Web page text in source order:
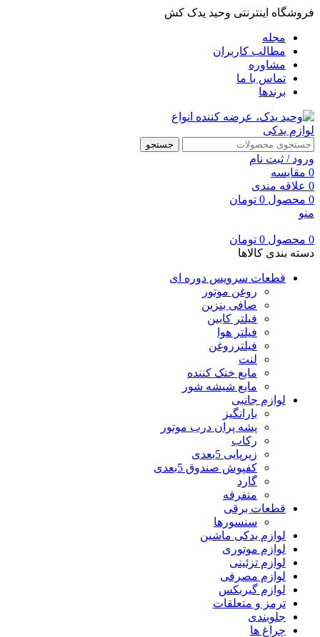
فروشگاه اینترنتی وحید یدک کش
مجله
مطالب کاربران
مشاوره
تماس با ما
برندها
جستجو
ورود / ثبت نام
0 مقایسه
0 علاقه مندی
0 محصول 0 تومان
منو
0 محصول 0 تومان
دسته بندی کالاها
قطعات سرویس دوره ای
روغن موتور
صافی بنزین
فیلتر کابین
فیلتر هوا
فیلترروغن
لنت
مایع خنک کننده
مایع شیشه شور
لوازم جانبی
بارانگیز
پشه پران درب موتور
رکاب
زیرپایی 5بعدی
کفپوش صندوق 5بعدی
گارد
متفرقه
قطعات برقی
سنسورها
لوازم یدکی ماشین
لوازم موتوری
لوازم تزئینی
لوازم مصرفی
لوازم گیربکس
ترمز و متعلقات
جلوبندی
چراغ ها